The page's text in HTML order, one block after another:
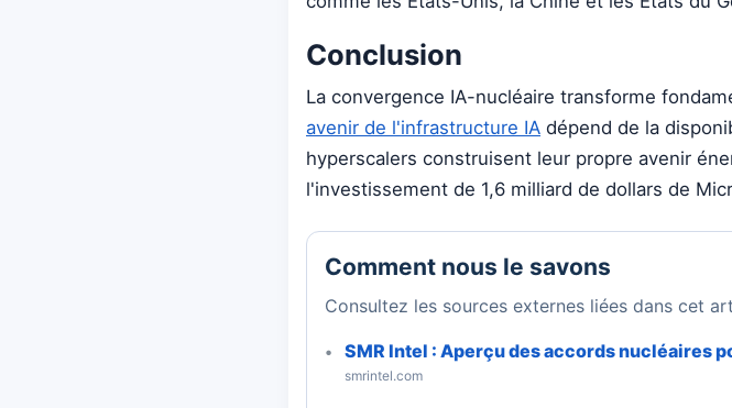
Conclusion
La convergence IA-nucléaire transforme
avenir de l'infrastructure IA dépend de la
hyperscalers construisent leur propre avenir
l'investissement de 1,6 milliard de dollars de
Comment nous le savons
Consultez les sources externes liées dans cet
SMR Intel : Aperçu des accords nucléaires
smrintel.com